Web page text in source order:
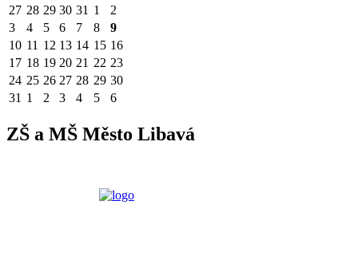
27 28 29 30 31 1
2
3
4 5 6 7 8
9
10 11 12 13 14 15 16
17 18 19 20 21 22 23
24 25 26 27 28 29 30
31 1 2 3 4 5 6
ZŠ a MŠ Město Libavá